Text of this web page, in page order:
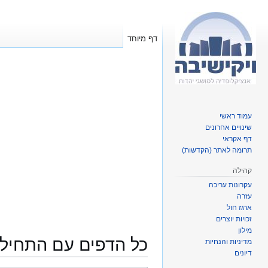
כל הדפים עם
דף מיוחד
עמוד ראשי
שינויים אחרונים
דף אקראי
תרומה לאתר (הקדשות)
קהילה
עקרונות עריכה
עזרה
ארגז חול
זכויות יוצרים
מילון
מדיניות והנחיות
דיונים